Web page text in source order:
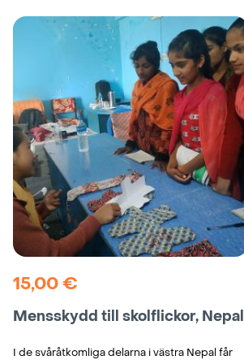
karusellen
15,00€
Mensskydd till skolflickor, Nepal
I de svåråtkomliga delarna i västra Nepal får